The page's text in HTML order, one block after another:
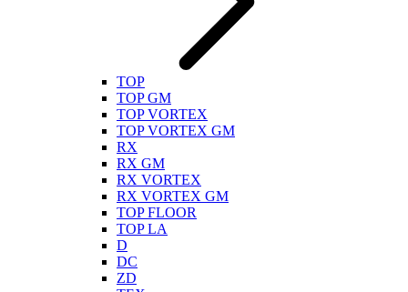
TOP
TOP GM
TOP VORTEX
TOP VORTEX GM
RX
RX GM
RX VORTEX
RX VORTEX GM
TOP FLOOR
TOP LA
D
DC
ZD